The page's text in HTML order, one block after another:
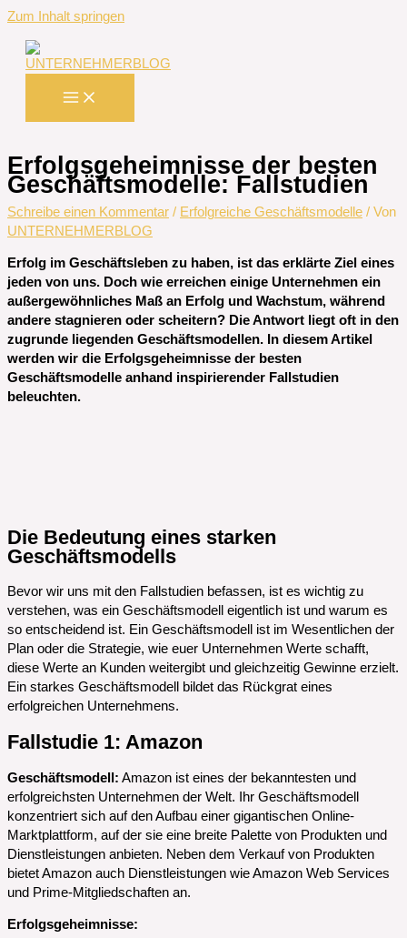
Zum Inhalt springen
Erfolgsgeheimnisse der besten
Geschäftsmodelle: Fallstudien
Schreibe einen Kommentar / Erfolgreiche Geschäftsmodelle / Von
UNTERNEHMERBLOG
Erfolg im Geschäftsleben zu haben, ist das erklärte Ziel eines
jeden von uns. Doch wie erreichen einige Unternehmen ein
außergewöhnliches Maß an Erfolg und Wachstum, während
andere stagnieren oder scheitern? Die Antwort liegt oft in den
zugrunde liegenden Geschäftsmodellen. In diesem Artikel
werden wir die Erfolgsgeheimnisse der besten
Geschäftsmodelle anhand inspirierender Fallstudien
beleuchten.
Die Bedeutung eines starken
Geschäftsmodells
Bevor wir uns mit den Fallstudien befassen, ist es wichtig zu
verstehen, was ein Geschäftsmodell eigentlich ist und warum es
so entscheidend ist. Ein Geschäftsmodell ist im Wesentlichen der
Plan oder die Strategie, wie euer Unternehmen Werte schafft,
diese Werte an Kunden weitergibt und gleichzeitig Gewinne erzielt.
Ein starkes Geschäftsmodell bildet das Rückgrat eines
erfolgreichen Unternehmens.
Fallstudie 1: Amazon
Geschäftsmodell: Amazon ist eines der bekanntesten und
erfolgreichsten Unternehmen der Welt. Ihr Geschäftsmodell
konzentriert sich auf den Aufbau einer gigantischen Online-
Marktplattform, auf der sie eine breite Palette von Produkten und
Dienstleistungen anbieten. Neben dem Verkauf von Produkten
bietet Amazon auch Dienstleistungen wie Amazon Web Services
und Prime-Mitgliedschaften an.
Erfolgsgeheimnisse: